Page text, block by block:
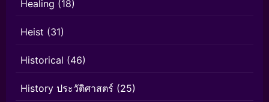
Healing (18)
Heist (31)
Historical (46)
History ประวัติศาสตร์ (25)